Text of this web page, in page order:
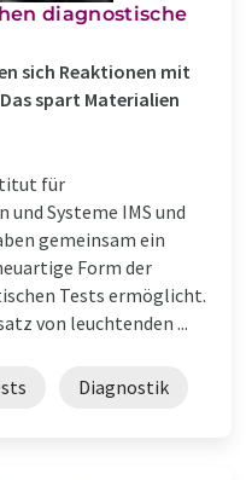
diagnostische
sich Reaktionen mit
spart Materialien
für
Systeme IMS und
gemeinsam ein
Form der
Tests ermöglicht.
von leuchtenden ...
Diagnostik